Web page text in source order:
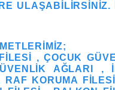
, ÇOCUK
AĞLARI ,
KORUMA